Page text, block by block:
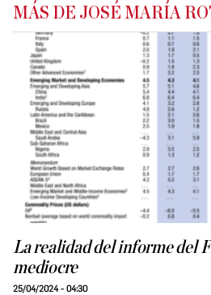
MÁS DE JOSÉ MARÍA
La realidad del informe del
mediocre
25/04/2024 - 04:30